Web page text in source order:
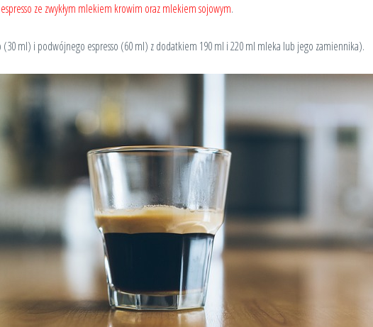
espresso ze zwykłym mlekiem krowim oraz mlekiem sojowym.
(30 ml) i podwójnego espresso (60 ml) z dodatkiem 190 ml i 220 ml mleka lub jego zamiennika).